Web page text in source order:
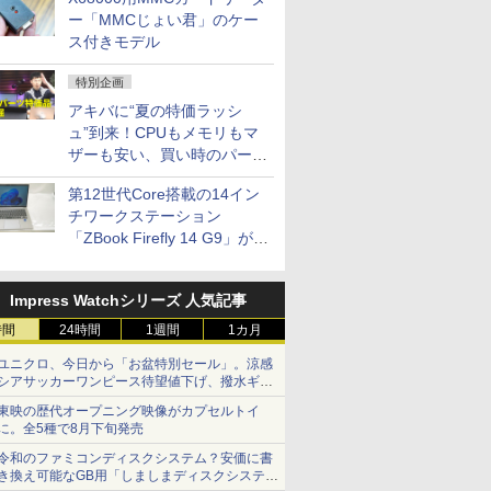
ー「MMCじょい君」のケー
ス付きモデル
特別企画
アキバに“夏の特価ラッシ
ュ”到来！CPUもメモリもマ
ザーも安い、買い時のパーツ
は？【8月7日(金)22時配信】
第12世代Core搭載の14イン
チワークステーション
「ZBook Firefly 14 G9」が
セール
Impress Watchシリーズ 人気記事
24時間 1週間 1カ月
ニクロ、今日から「お盆特別セール」。涼感
アサッカーワンピース待望値下げ、撥水ギア
ョーツは1990円に
映の歴代オープニング映像がカプセルトイ
。全5種で8月下旬発売
和のファミコンディスクシステム？安価に書
換え可能なGB用「しましまディスクシステ